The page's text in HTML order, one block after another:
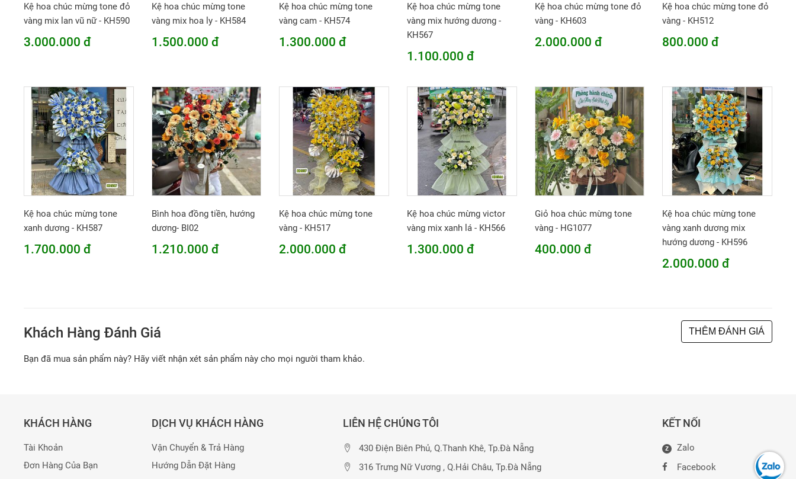
Kệ hoa chúc mừng tone đỏ
vàng mix lan vũ nữ - KH590
3.000.000 đ
Kệ hoa chúc mừng tone
vàng mix hoa ly - KH584
1.500.000 đ
Kệ hoa chúc mừng tone
vàng cam - KH574
1.300.000 đ
Kệ hoa chúc mừng tone
vàng mix hướng dương -
KH567
1.100.000 đ
Kệ hoa chúc mừng tone đỏ
vàng - KH603
2.000.000 đ
Kệ hoa chúc mừng tone đỏ
vàng - KH512
800.000 đ
Kệ hoa chúc mừng tone
xanh dương - KH587
1.700.000 đ
Bình hoa đồng tiền, hướng
dương- BI02
1.210.000 đ
Kệ hoa chúc mừng tone
vàng - KH517
2.000.000 đ
Kệ hoa chúc mừng victor
vàng mix xanh lá - KH566
1.300.000 đ
Giỏ hoa chúc mừng tone
vàng - HG1077
400.000 đ
Kệ hoa chúc mừng tone
vàng xanh dương mix
hướng dương - KH596
2.000.000 đ
Khách Hàng Đánh Giá THÊM ĐÁNH GIÁ
Bạn đã mua sản phẩm này? Hãy viết nhận xét sản phẩm này cho mọi người tham khảo.
KHÁCH HÀNG
Tài Khoản
Đơn Hàng Của Bạn
DỊCH VỤ KHÁCH HÀNG
Vận Chuyển & Trả Hàng
Hướng Dẫn Đặt Hàng
LIÊN HỆ CHÚNG TÔI
430 Điện Biên Phủ, Q.Thanh Khê, Tp.Đà Nẵng
316 Trưng Nữ Vương , Q.Hải Châu, Tp.Đà Nẵng
KẾT NỐI
Z
Zalo
Facebook